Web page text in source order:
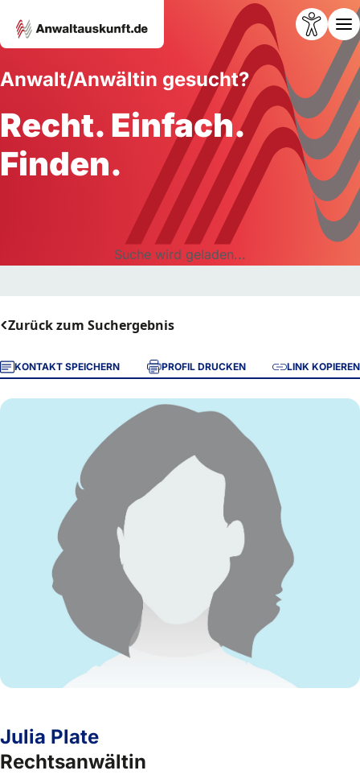
Anwalt/Anwältin gesucht?
Recht. Einfach.
Finden.
Suche wird geladen...
Zurück zum Suchergebnis
KONTAKT SPEICHERN PROFIL DRUCKEN LINK KOPIEREN
Julia Plate
Rechtsanwältin